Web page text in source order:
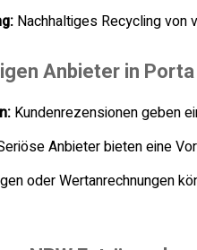
Nachhaltiges Recycling von
Anbieter in
Kundenrezensionen geben
Anbieter bieten eine
oder Wertanrechnungen